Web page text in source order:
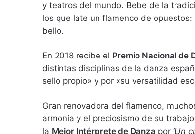
y teatros del mundo. Bebe de la
los que late un flamenco de
bello.
En 2018 recibe el Premio Nacional de
distintas disciplinas de la danza
sello propio» y por «su versatilidad
Gran renovadora del flamenco,
armonía y el preciosismo de su
la Mejor Intérprete de Danza por ‘Un